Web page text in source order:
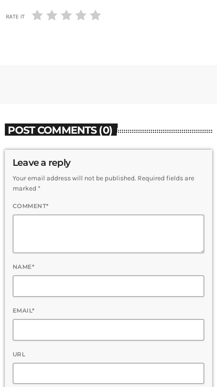
RATE IT
POST COMMENTS (0)
Leave a reply
Your email address will not be published. Required fields are
marked *
COMMENT*
NAME*
EMAIL*
URL